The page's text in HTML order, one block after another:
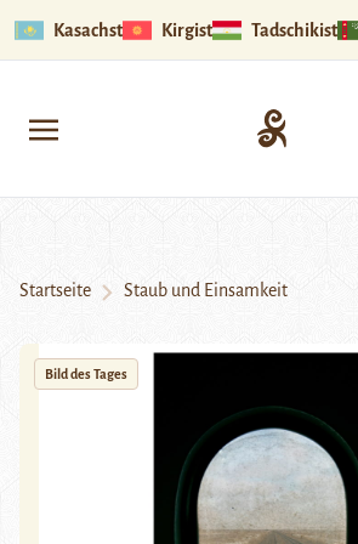
Kasachstan Kirgistan Tadschikistan
Startseite Staub und Einsamkeit
Bild des Tages